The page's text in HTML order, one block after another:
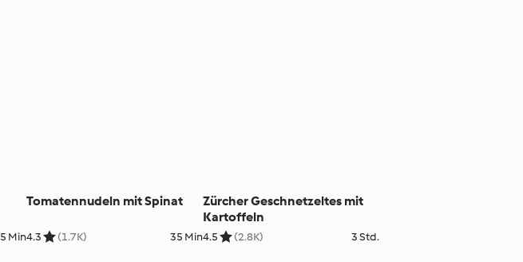
5 Min
Tomatennudeln mit Spinat
4.3 (1.7K) 35 Min
Zürcher Geschnetzeltes mit
Kartoffeln
4.5 (2.8K) 3 Std.